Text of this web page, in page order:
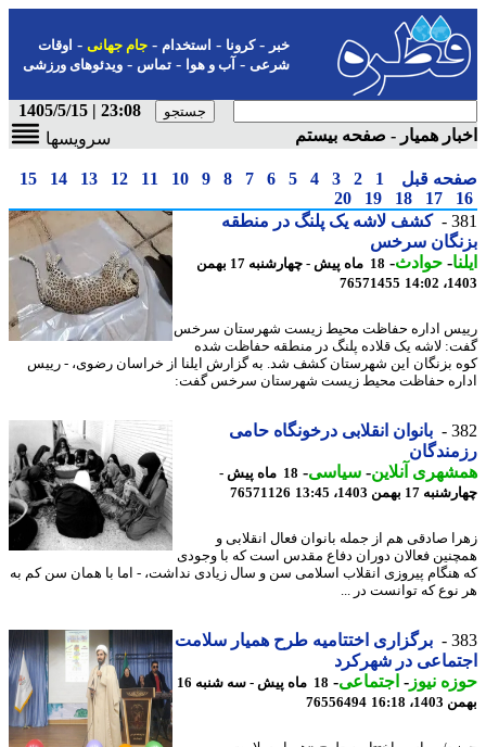
-کرونا-استخدام- جام جهانی-اوقات
شرعی-آب و هوا-تماس-ویدئوهای ورزشی
23:08 | 1405/5/15
همیار - صفحه بیستم
سرویسها
قبل 1
2
3
4
5
6
7
8
9
10
11
12
13
14
15
17
18
19
20
کشف لاشه یک پلنگ در منطقه
سرخس
-حوادث -
18 ماه پیش - چهارشنبه 17 بهمن
76571455
اداره حفاظت محیط زیست شهرستان سرخس
لاشه یک قلاده پلنگ در منطقه حفاظت شده
بزنگان این شهرستان کشف شد. به گزارش ایلنا از خراسان رضوی، - رییس
حفاظت محیط زیست شهرستان سرخس گفت:
بانوان انقلابی درخونگاه حامی
آنلاین-سیاسی-
18 ماه پیش -
بهمن 1403، 13:45
76571126
صادقی هم از جمله بانوان فعال انقلابی و
فعالان دوران دفاع مقدس است که با وجودی
پیروزی انقلاب اسلامی سن و سال زیادی نداشت، - اما با همان سن کم به
که توانست در ...
برگزاری اختتامیه طرح همیار سلامت
در شهرکرد
نیوز-اجتماعی-
18 ماه پیش - سه شنبه 16
16:18
76556494